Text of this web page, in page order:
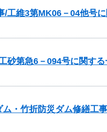
維3第MK06－04他号
第急6－094号に関する
・竹折防災ダム修繕工